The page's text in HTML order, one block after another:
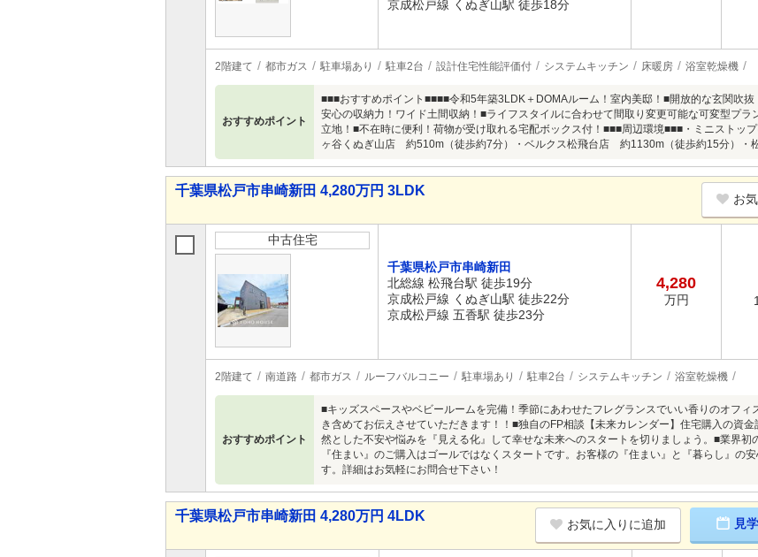
京成松戸線 くぬぎ山駅 徒歩18分
2階建て 都市ガス 駐車場あり 駐車2台 設計住宅性能評価付 システムキッチン 床暖房 浴室乾燥機
おすすめポイント
■■■おすすめポイント■■■■令和5年築3LDK＋DOMAルーム！室内美邸！■開放的な玄関吹
安心の収納力！ワイド土間収納！■ライフスタイルに合わせて間取り変更可能な可変型プ
立地！■不在時に便利！荷物が受け取れる宅配ボックス付！■■■周辺環境■■■・ミニスト
ヶ谷くぬぎ山店 約510m（徒歩約7分）・ベルクス松飛台店 約1130m（徒歩約15分）・
千葉県松戸市串崎新田 4,280万円 3LDK
お
中古住宅
千葉県松戸市串崎新田
北総線 松飛台駅 徒歩19分
京成松戸線 くぬぎ山駅 徒歩22分
京成松戸線 五香駅 徒歩23分
4,280
万円
2階建て 南道路 都市ガス ルーフバルコニー 駐車場あり 駐車2台 システムキッチン 浴室乾燥機
おすすめポイント
■キッズスペースやベビールームを完備！季節にあわせたフレグランスでいい香りのオフ
き含めてお伝えさせていただきます！！■独自のFP相談【未来カレンダー】住宅購入の資
然とした不安や悩みを『見える化』して幸せな未来へのスタートを切りましょう。■業界初
『住まい』のご購入はゴールではなくスタートです。お客様の『住まい』と『暮らし』の
す。詳細はお気軽にお問合せ下さい！
千葉県松戸市串崎新田 4,280万円 4LDK
お気に入りに追加 見